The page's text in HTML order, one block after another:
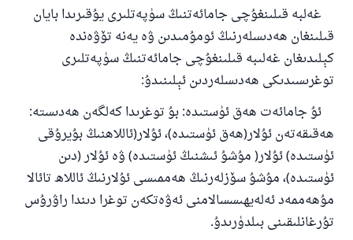
غەلبە قىلىنغۇچى جامائەتنىڭ سۈپەتلىرى يۇقىرىدا بايان
قىلىنغان ھەدىسلەرنىڭ ئومۇمىدىن ۋە يەنە تۆۋەندە
كېلىدىغان غەلىبە قىلىنغۇچى جامائەتنىڭ سۈپەتلىرى
توغرىسىدىكى ھەدىسلەردىن ئېلىنىدۇ:
ئۇ جامائەت ھەق ئۈستىدە: بۇ توغرىدا كەلگەن ھەدىستە:
ھەقىقەتەن ئۇلار(ھەق ئۈستىدە)، ئۇلار(ئاللاھنىڭ بۇيرۇقى
ئۈستىدە) ئۇلار( مۇشۇ ئىشنىڭ ئۈستىدە) ۋە ئۇلار (دىن
ئۈستىدە)، مۇشۇ سۆزلەرنىڭ ھەممىسى ئۇلارنىڭ ئاللاھ تائالا
مۇھەممەد ئەلەيھىسسالامنى ئەۋەتكەن توغرا دىندا راۋرۇس
تۇرغانلىقىنى بىلدۈرىدۇ.
110845 - نومۇرلۇق سوئالنىڭ جاۋابى
ئائىلىنى ساقلاپ قالدى
ئۇممەتكە جاۋاپ بېرىشىمىزگە ياردەم قىلىڭ
پەيغەمبەرئەلەيھىسسالام مۇنداق دېگەن:
ياخشىلىققا باشلارپ قويغان كىشى قىلغۇچىغا
ئوخشاش ساۋاپقا ئېرىشىدۇ
مۇسلىم رىۋايەت قىلغان (1893) ھەدىس